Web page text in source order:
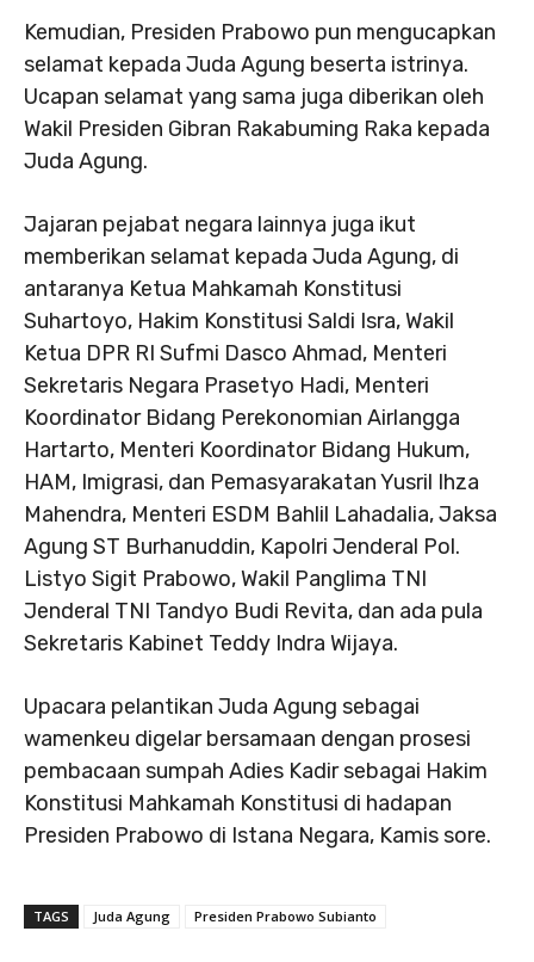
Kemudian, Presiden Prabowo pun mengucapkan
selamat kepada Juda Agung beserta istrinya.
Ucapan selamat yang sama juga diberikan oleh
Wakil Presiden Gibran Rakabuming Raka kepada
Juda Agung.
Jajaran pejabat negara lainnya juga ikut
memberikan selamat kepada Juda Agung, di
antaranya Ketua Mahkamah Konstitusi
Suhartoyo, Hakim Konstitusi Saldi Isra, Wakil
Ketua DPR RI Sufmi Dasco Ahmad, Menteri
Sekretaris Negara Prasetyo Hadi, Menteri
Koordinator Bidang Perekonomian Airlangga
Hartarto, Menteri Koordinator Bidang Hukum,
HAM, Imigrasi, dan Pemasyarakatan Yusril Ihza
Mahendra, Menteri ESDM Bahlil Lahadalia, Jaksa
Agung ST Burhanuddin, Kapolri Jenderal Pol.
Listyo Sigit Prabowo, Wakil Panglima TNI
Jenderal TNI Tandyo Budi Revita, dan ada pula
Sekretaris Kabinet Teddy Indra Wijaya.
Upacara pelantikan Juda Agung sebagai
wamenkeu digelar bersamaan dengan prosesi
pembacaan sumpah Adies Kadir sebagai Hakim
Konstitusi Mahkamah Konstitusi di hadapan
Presiden Prabowo di Istana Negara, Kamis sore.
TAGS Juda Agung Presiden Prabowo Subianto